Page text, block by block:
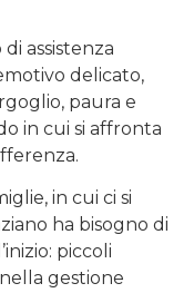
assistenza
delicato,
paura e
in cui si affronta
in cui ci si
ha bisogno di
piccoli
gestione